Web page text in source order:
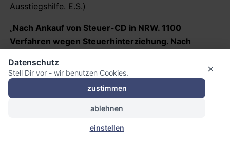
Ausstiegshilfe. E.S.)
„Nach Ankauf von Steuer-CD in NRW. 1100
Verfahren wegen Steuerhinterziehung. Nach
die Düsseldorfer Staatsanwaltschaft 1100
Ermittlungsverfahren eingeleitet. Es handele sich
um Kunden und Mitarbeiter der Schweizer Bank
Credit Suisse, teilte ein Behördensprecher mit.
Hausdurchsuchungen.“
×
Datenschutz
Stell Dir vor - wir benutzen Cookies.
zustimmen
ablehnen
einstellen